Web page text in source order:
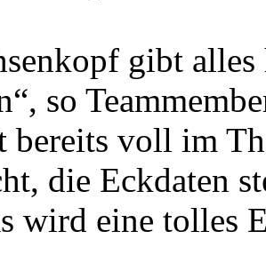
gibt
so
bereits voll im
die Eckdaten
wird eine tolles